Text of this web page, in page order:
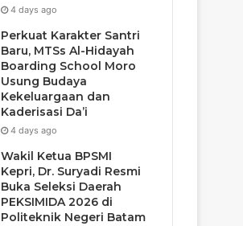
4 days ago
Perkuat Karakter Santri
Baru, MTSs Al-Hidayah
Boarding School Moro
Usung Budaya
Kekeluargaan dan
Kaderisasi Da’i
4 days ago
Wakil Ketua BPSMI
Kepri, Dr. Suryadi Resmi
Buka Seleksi Daerah
PEKSIMIDA 2026 di
Politeknik Negeri Batam